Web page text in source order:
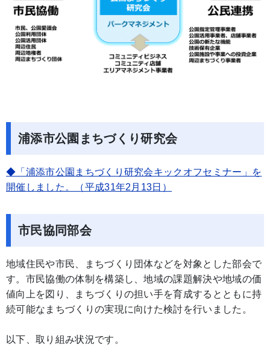
浦添市公園まちづくり研究会
◆「浦添市公園まちづくり研究会キックオフセミナー」を
開催しました。（平成31年2月13日）
市民協同部会
地域住民や市民、まちづくり団体などを対象とした部会で
す。市民協働の体制を構築し、地域の課題解決や地域の価
値向上を図り、まちづくりの担い手を育成するとともに持
続可能なまちづくりの実現に向けた検討を行いました。
以下、取り組み状況です。